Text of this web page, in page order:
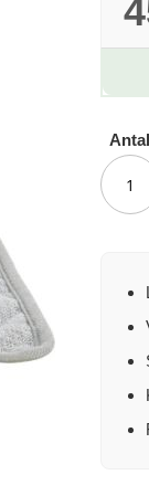
Antal